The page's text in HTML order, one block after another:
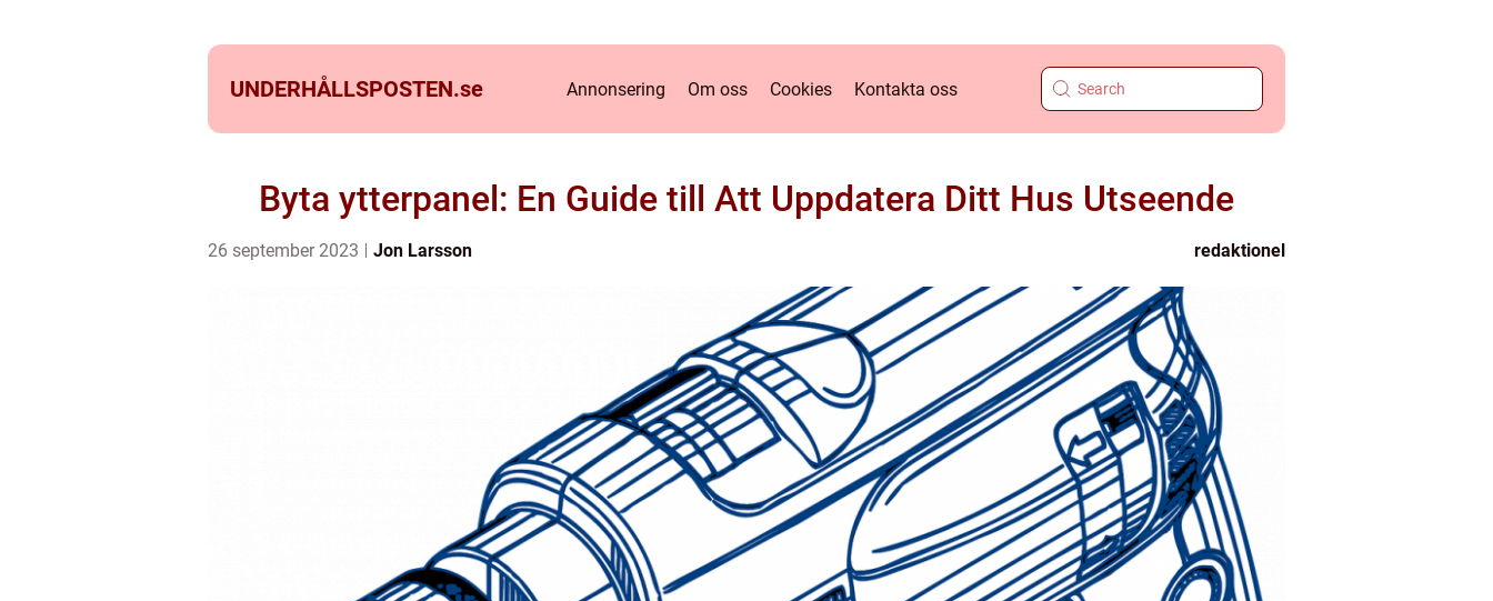
UNDERHÅLLSPOSTEN.se Annonsering Om oss Cookies Kontakta oss
Byta ytterpanel: En Guide till Att Uppdatera Ditt Hus Utseende
26 september 2023 Jon Larsson redaktionel